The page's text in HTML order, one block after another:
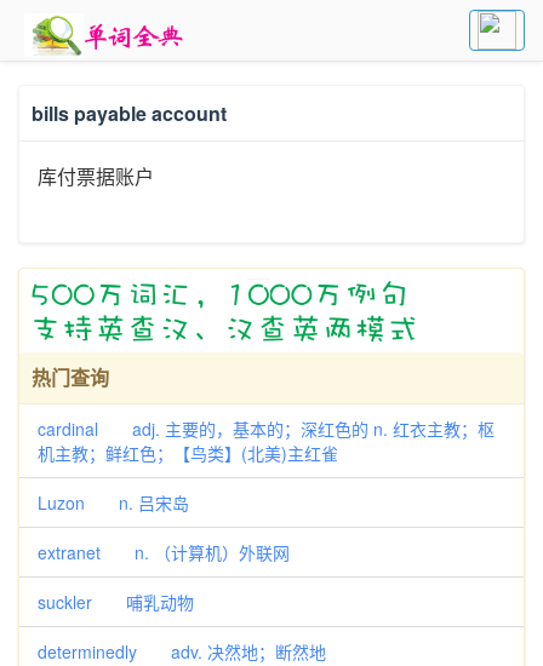
bills payable account
库付票据账户
热门查询
cardinal adj. 主要的，基本的；深红色的 n. 红衣主教；枢
机主教；鲜红色；【鸟类】(北美)主红雀
Luzon n. 吕宋岛
extranet n. （计算机）外联网
suckler 哺乳动物
determinedly adv. 决然地；断然地